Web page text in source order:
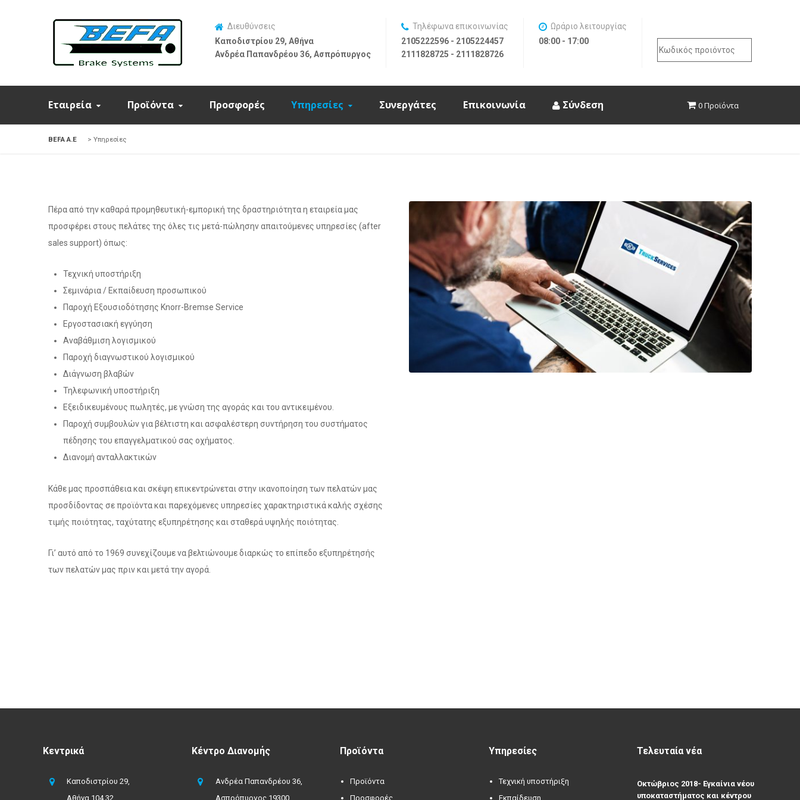
Διευθύνσεις
Καποδιστρίου 29, Αθήνα
Ανδρέα Παπανδρέου 36, Ασπρόπυργος
Τηλέφωνα επικοινωνίας
2105222596 - 2105224457
2111828725 - 2111828726
Ωράριο λειτουργίας
08:00 - 17:00
Search
for:
Εταιρεία Προϊόντα Προσφορές Υπηρεσίες Συνεργάτες Επικοινωνία Σύνδεση 0 Προϊόντα
BEFA Α.Ε > Υπηρεσίες
Πέρα από την καθαρά προμηθευτική-εμπορική της δραστηριότητα η εταιρεία μας
προσφέρει στους πελάτες της όλες τις μετά-πώλησην απαιτούμενες υπηρεσίες (after
sales support) όπως:
Τεχνική υποστήριξη
Σεμινάρια / Εκπαίδευση προσωπικού
Παροχή Εξουσιοδότησης Knorr-Bremse Service
Εργοστασιακή εγγύηση
Αναβάθμιση λογισμικού
Παροχή διαγνωστικού λογισμικού
Διάγνωση βλαβών
Τηλεφωνική υποστήριξη
Εξειδικευμένους πωλητές, με γνώση της αγοράς και του αντικειμένου.
Παροχή συμβουλών για βέλτιστη και ασφαλέστερη συντήρηση του συστήματος
πέδησης του επαγγελματικού σας οχήματος.
Διανομή ανταλλακτικών
Κάθε μας προσπάθεια και σκέψη επικεντρώνεται στην ικανοποίηση των πελατών μας
προσδίδοντας σε προϊόντα και παρεχόμενες υπηρεσίες χαρακτηριστικά καλής σχέσης
τιμής ποιότητας, ταχύτατης εξυπηρέτησης και σταθερά υψηλής ποιότητας.
Γι’ αυτό από το 1969 συνεχίζουμε να βελτιώνουμε διαρκώς το επίπεδο εξυπηρέτησής
των πελατών μας πριν και μετά την αγορά.
Κεντρικά
Καποδιστρίου 29,
Αθήνα 104 32
Κέντρο Διανομής
Ανδρέα Παπανδρέου 36,
Ασπρόπυργος 19300
Προϊόντα
Προϊόντα
Προσφορές
Υπηρεσίες
Τεχνική υποστήριξη
Εκπαίδευση
Τελευταία νέα
Οκτώβριος 2018- Εγκαίνια νέου
υποκαταστήματος και κέντρου